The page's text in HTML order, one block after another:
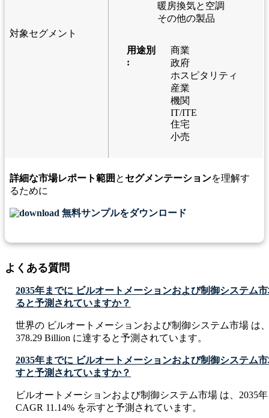
対象セグメント
暖房換気と空調
その他の製品
用途別
:
商業
政府
ホスピタリティ
産業
機関
IT/ITE
住宅
小売
詳細な市場レポート範囲 と セグメンテーションを理解す
るために
無料サンプルをダウンロード
よくある質問
2035年までに ビルオートメーションおよび制御システム
ると予測されていますか？
世界の ビルオートメーションおよび制御システム市場 は
378.29 Billion に達すると予測されています。
2035年までに ビルオートメーションおよび制御システム
すと予測されていますか？
ビルオートメーションおよび制御システム市場 は、2035
CAGR 11.14% を示すと予測されています。